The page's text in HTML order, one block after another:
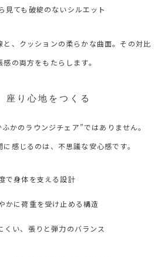
見ても破綻のないシルエット
、クッションの柔らかな曲面。その対比
の両方をもたらします。
座り心地をつくる
かのラウンジチェア”ではありません。
感じるのは、不思議な安心感です。
で身体を支える設計
かに荷重を受け止める構造
くい、張りと弾力のバランス